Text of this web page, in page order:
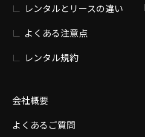
レンタルとリースの違い
よくある注意点
レンタル規約
会社概要
よくあるご質問